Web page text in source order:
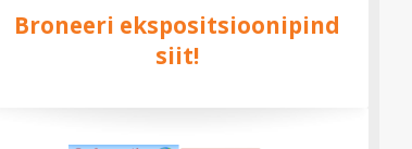
Broneeri ekspositsioonipind
siit!